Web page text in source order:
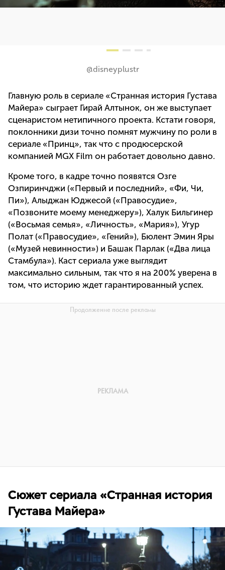
@disneyplustr
Главную роль в сериале «Странная история Густава
Майера» сыграет Гирай Алтынок, он же выступает
сценаристом нетипичного проекта. Кстати говоря,
поклонники дизи точно помнят мужчину по роли в
сериале «Принц», так что с продюсерской
компанией MGX Film он работает довольно давно.
Кроме того, в кадре точно появятся Озге
Озпиринчджи («Первый и последний», «Фи, Чи,
Пи»), Алыджан Юджесой («Правосудие»,
«Позвоните моему менеджеру»), Халук Бильгинер
(«Восьмая семья», «Личность», «Мария»), Угур
Полат («Правосудие», «Гений»), Бюлент Эмин Яры
(«Музей невинности») и Башак Парлак («Два лица
Стамбула»). Каст сериала уже выглядит
максимально сильным, так что я на 200% уверена в
том, что историю ждет гарантированный успех.
Сюжет сериала «Странная история
Густава Майера»